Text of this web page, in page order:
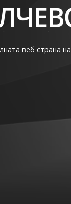
веб страна на